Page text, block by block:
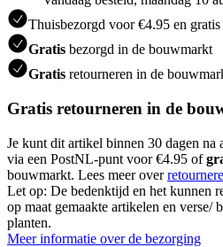
Thuisbezorgd voor €4.95 en
Gratis bezorgd in de bouwmarkt
Gratis retourneren in de
Gratis retourneren in de
Je kunt dit artikel binnen 30 dagen na
via een PostNL-punt voor €4.95 of
bouwmarkt. Lees meer over
Let op: De bedenktijd en het kunnen
op maat gemaakte artikelen en verse/
planten.
Meer informatie over de bezorging